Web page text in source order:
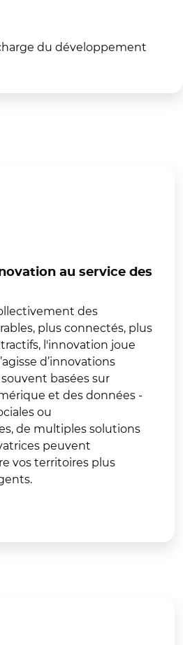
du développement
au service des
des
plus connectés, plus
l'innovation joue
d’innovations
basées sur
et des données -
ou
de multiples solutions
peuvent
vos territoires plus